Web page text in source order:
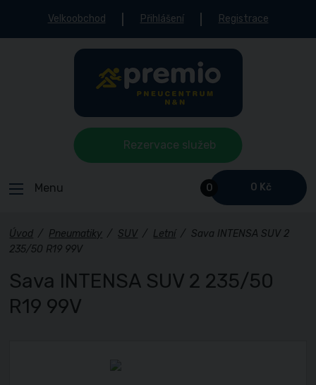
Velkoobchod Přihlášení Registrace
0 0 Kč
Menu
Rezervace služeb
Úvod / Pneumatiky / SUV / Letní / Sava INTENSA SUV 2
235/50 R19 99V
Sava INTENSA SUV 2 235/50
R19 99V